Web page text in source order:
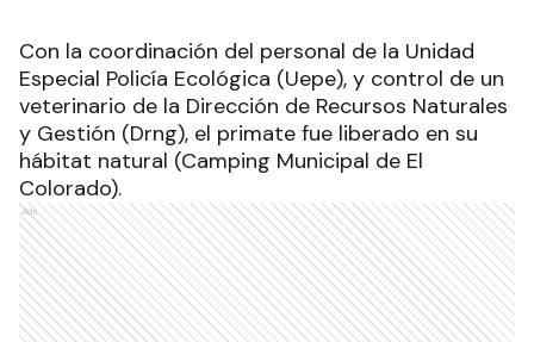
Con la coordinación del personal de la Unidad
Especial Policía Ecológica (Uepe), y control de un
veterinario de la Dirección de Recursos Naturales
y Gestión (Drng), el primate fue liberado en su
hábitat natural (Camping Municipal de El
Colorado).
Ads